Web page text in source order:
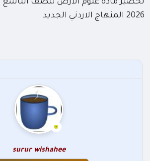
تحضير مادة علوم الارض للصف التاسع
2026 المنهاج الاردني الجديد
surur wishahee